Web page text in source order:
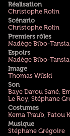
Réalisation
Christophe Rolin
Scénario
Christophe Rolin
Premiers rôles
Nadège Bibo-Tansia
Espoirs
Nadège Bibo-Tansia
Image
Thomas Wilski
Son
Baye Darou Sané,
Le Roy, Stéphane
Costumes
Kema Traub, Fatou
Musique
Stéphane Grégoire